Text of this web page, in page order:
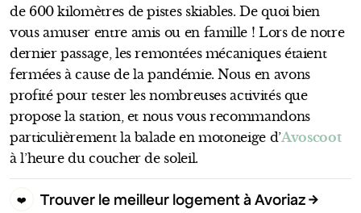
de 600 kilomètres de pistes skiables. De quoi bien
vous amuser entre amis ou en famille ! Lors de notre
dernier passage, les remontées mécaniques étaient
fermées à cause de la pandémie. Nous en avons
profité pour tester les nombreuses activités que
propose la station, et nous vous recommandons
particulièrement la balade en motoneige d’Avoscoot
à l’heure du coucher de soleil.
❤️ Trouver le meilleur logement à Avoriaz